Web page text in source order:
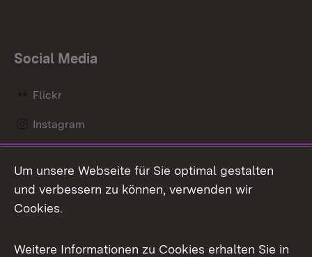
Social Media
Flickr
Instagram
Mastodon
Messenger
Social Wall
Um unsere Webseite für Sie optimal gestalten
und verbessern zu können, verwenden wir
Cookies.
Weitere Informationen zu Cookies erhalten Sie in